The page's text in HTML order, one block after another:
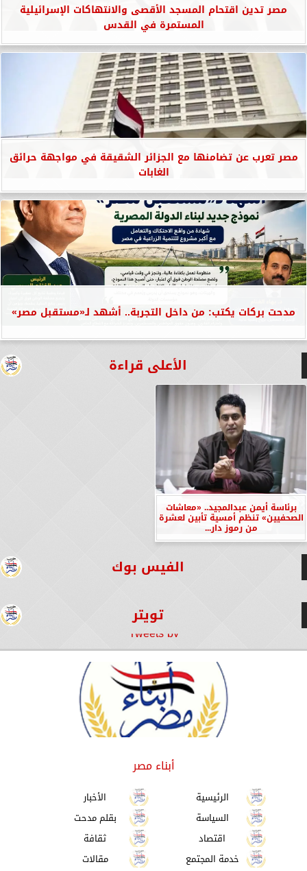
مصر تدين اقتحام المسجد الأقصى والانتهاكات الإسرائيلية
المستمرة في القدس
مصر تعرب عن تضامنها مع الجزائر الشقيقة في مواجهة حرائق
الغابات
مدحت بركات يكتب: من داخل التجربة.. أشهد لـ«مستقبل مصر»
الأعلى قراءة
برئاسة أيمن عبدالمجيد.. «معاشات
الصحفيين» تنظم أمسية تأبين لعشرة
من رموز دار...
الفيس بوك
تويتر
Tweets by
أبناء مصر
الرئيسية
الأخبار
السياسة
بقلم مدحت
اقتصاد
ثقافة
خدمة المجتمع
مقالات